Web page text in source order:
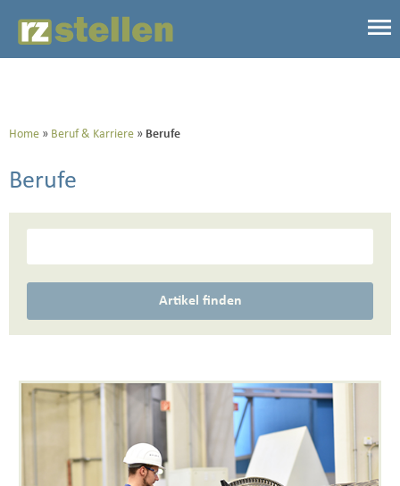
Home Beruf & Karriere Berufe
Berufe
Artikel finden